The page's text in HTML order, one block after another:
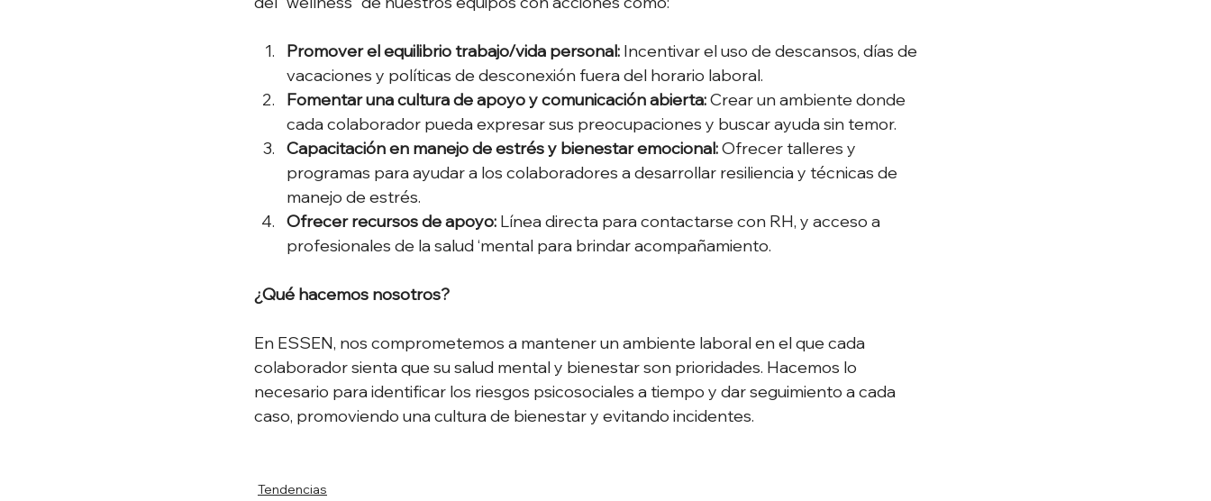
Promover el equilibrio trabajo/vida personal: Incentivar el uso de descansos, días de
vacaciones y políticas de desconexión fuera del horario laboral.
Fomentar una cultura de apoyo y comunicación abierta: Crear un ambiente donde
cada colaborador pueda expresar sus preocupaciones y buscar ayuda sin temor.
Capacitación en manejo de estrés y bienestar emocional: Ofrecer talleres y
programas para ayudar a los colaboradores a desarrollar resiliencia y técnicas de
manejo de estrés.
Ofrecer recursos de apoyo: Línea directa para contactarse con RH, y acceso a
profesionales de la salud ‘mental para brindar acompañamiento.
¿Qué hacemos nosotros?
En ESSEN, nos comprometemos a mantener un ambiente laboral en el que cada
colaborador sienta que su salud mental y bienestar son prioridades. Hacemos lo
necesario para identificar los riesgos psicosociales a tiempo y dar seguimiento a cada
caso, promoviendo una cultura de bienestar y evitando incidentes.
Tendencias